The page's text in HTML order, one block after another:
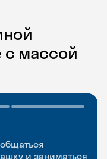
массой
и заниматься